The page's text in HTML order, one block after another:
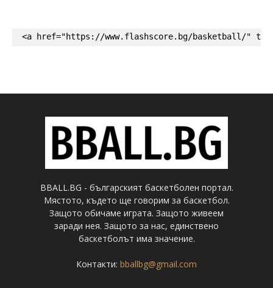
<a href="https://www.flashscore.bg/basketball/"
BBALL.BG - българският баскетболен портал.
Мястото, където ще говорим за баскетбол.
Защото обичаме играта. Защото живеем
заради нея. Защото за нас, единствено
баскетболът има значение.
Контакти: bballbg@gmail.com